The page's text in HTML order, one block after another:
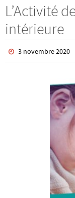
L’Activité
intérieure
3 novembre 2020